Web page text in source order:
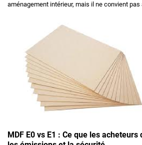
aménagement intérieur, mais il ne convient
à une fin inappropriée sont souvent confrontés
défaillances d’assemblage et des dommages
article vise à ex...
MDF E0 vs E1 : Ce que les